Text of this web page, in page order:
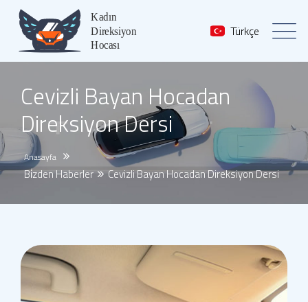
Türkçe
Cevizli Bayan Hocadan
Direksiyon Dersi
Anasayfa
Bi̇zden Haberler Cevizli Bayan Hocadan Direksiyon Dersi